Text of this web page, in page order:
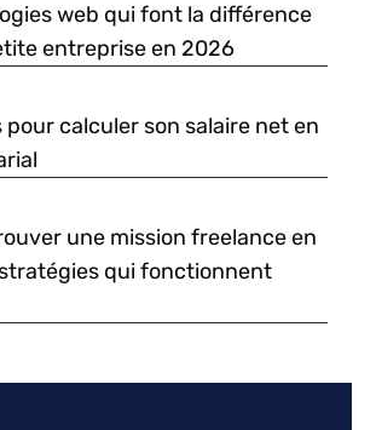
web qui font la différence
entreprise en 2026
pour calculer son salaire net en
une mission freelance en
qui fonctionnent